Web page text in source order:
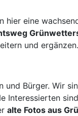
hier eine
und ergänzen.
und Bürger. Wir
Interessierten
alte Fotos aus